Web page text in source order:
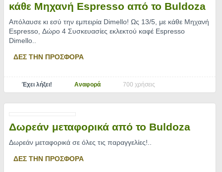
κάθε Μηχανή Espresso από το Buldoza
Απόλαυσε κι εσύ την εμπειρία Dimello! Ως 13/5, με κάθε Μηχανή
Espresso, Δώρο 4 Συσκευασίες εκλεκτού καφέ Espresso
Dimello..
ΔΕΣ ΤΗΝ ΠΡΟΣΦΟΡΑ
Έχει λήξει! Αναφορά 700 χρήσεις
Δωρεάν μεταφορικά από το Buldoza
Δωρεάν μεταφορικά σε όλες τις παραγγελίες!
ΔΕΣ ΤΗΝ ΠΡΟΣΦΟΡΑ